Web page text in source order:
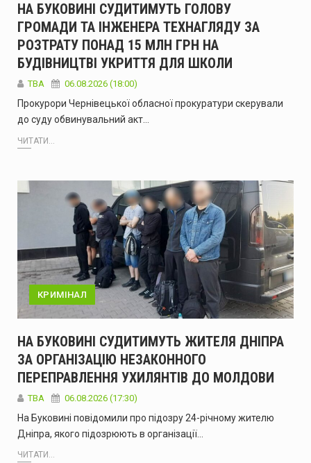
НА БУКОВИНІ СУДИТИМУТЬ ГОЛОВУ
ГРОМАДИ ТА ІНЖЕНЕРА ТЕХНАГЛЯДУ ЗА
РОЗТРАТУ ПОНАД 15 МЛН ГРН НА
БУДІВНИЦТВІ УКРИТТЯ ДЛЯ ШКОЛИ
ТВА 06.08.2026 (18:00)
Прокурори Чернівецької обласної прокуратури скерували
до суду обвинувальний акт…
ЧИТАТИ...
КРИМІНАЛ
НА БУКОВИНІ СУДИТИМУТЬ ЖИТЕЛЯ ДНІПРА
ЗА ОРГАНІЗАЦІЮ НЕЗАКОННОГО
ПЕРЕПРАВЛЕННЯ УХИЛЯНТІВ ДО МОЛДОВИ
ТВА 06.08.2026 (17:30)
На Буковині повідомили про підозру 24-річному жителю
Дніпра, якого підозрюють в організації…
ЧИТАТИ...